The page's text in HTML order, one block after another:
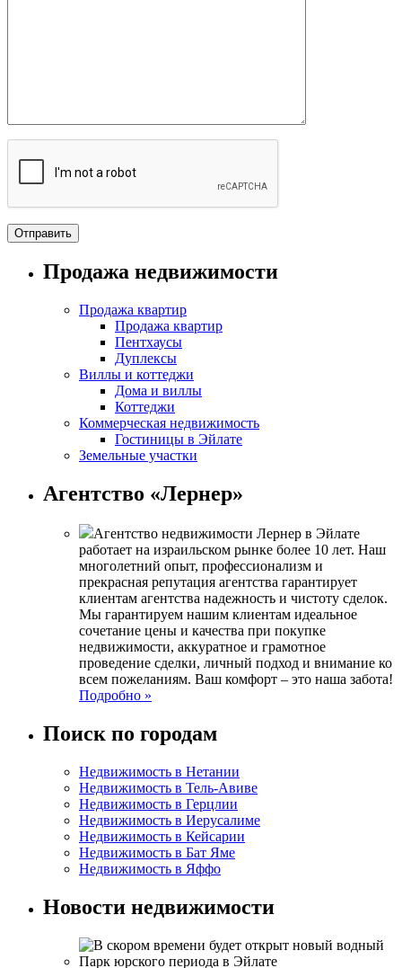
Продажа недвижимости
Продажа квартир
Продажа квартир
Пентхаусы
Дуплексы
Виллы и коттеджи
Дома и виллы
Коттеджи
Коммерческая недвижимость
Гостиницы в Эйлате
Земельные участки
Агентство «Лернер»
Агентство недвижимости Лернер в Эйлате
работает на израильском рынке более 10 лет. Наш
многолетний опыт, профессионализм и
прекрасная репутация агентства гарантирует
клиентам агентства надежность и чистоту сделок.
Мы гарантируем нашим клиентам идеальное
сочетание цены и качества при покупке
недвижимости, аккуратное и грамотное
проведение сделки, личный подход и внимание ко
всем пожеланиям. Ваш комфорт – это наша забота!
Подробно »
Поиск по городам
Недвижимость в Нетании
Недвижимость в Тель-Авиве
Недвижимость в Герцлии
Недвижимость в Иерусалиме
Недвижимость в Кейсарии
Недвижимость в Бат Яме
Недвижимость в Яффо
Новости недвижимости